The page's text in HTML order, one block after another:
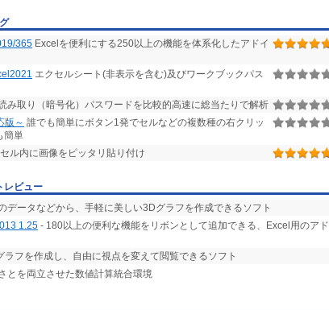
は動作確認済み。
。
rights reserved
365 Excelを便利にする250以上の機能を体系化したアドイ
エクセルシート(非表示を含む)及びワークブックパス
み取り（暗号化）パスワードを比較的高速に総当たりで解析
版～ 誰でも簡単にボタン1発でセルなどの複数種の右クリッ
簡単
ル内に画像をピッタリ貼り付け
レビュー
データなどから、手軽に美しい3Dグラフを作成できるソフト
1.25 - 180以上の便利な機能をリボンとして追加できる、Excel用のアド
フを作成し、自由に視点を変えて閲覧できるソフト
とを両立させた数値計算統合環境